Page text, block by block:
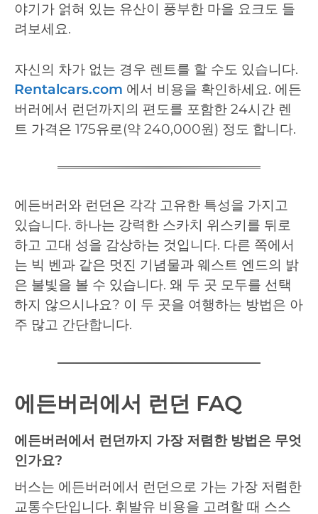
야기가 얽혀 있는 유산이 풍부한 마을 요크도 들
려보세요.
자신의 차가 없는 경우 렌트를 할 수도 있습니다.
Rentalcars.com 에서 비용을 확인하세요. 에든
버러에서 런던까지의 편도를 포함한 24시간 렌
트 가격은 175유로(약 240,000원) 정도 합니다.
에든버러와 런던은 각각 고유한 특성을 가지고
있습니다. 하나는 강력한 스카치 위스키를 뒤로
하고 고대 성을 감상하는 것입니다. 다른 쪽에서
는 빅 벤과 같은 멋진 기념물과 웨스트 엔드의 밝
은 불빛을 볼 수 있습니다. 왜 두 곳 모두를 선택
하지 않으시나요? 이 두 곳을 여행하는 방법은 아
주 많고 간단합니다.
에든버러에서 런던 FAQ
에든버러에서 런던까지 가장 저렴한 방법은 무엇
인가요?
버스는 에든버러에서 런던으로 가는 가장 저렴한
교통수단입니다. 휘발유 비용을 고려할 때 스스